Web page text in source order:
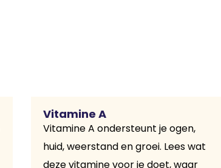
Vitamine A
Vitamine A ondersteunt je ogen,
huid, weerstand en groei. Lees wat
deze vitamine voor je doet, waar